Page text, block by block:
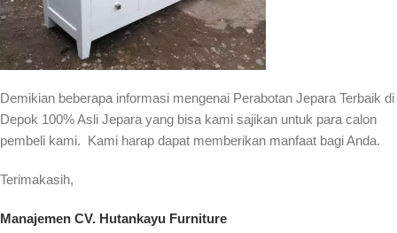
Demikian beberapa informasi mengenai Perabotan Jepara Terbaik di
Depok 100% Asli Jepara yang bisa kami sajikan untuk para calon
pembeli kami. Kami harap dapat memberikan manfaat bagi Anda.
Terimakasih,
Manajemen CV. Hutankayu Furniture